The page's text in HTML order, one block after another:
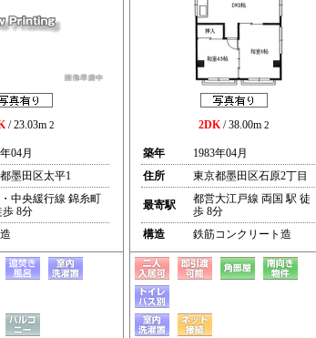
/ 23.03m 2
04月
墨田区太平1
中央緩行線 錦糸町
8分
2DK/ 38.00m 2
築年
1983年04月
住所
東京都墨田区石原2丁目
最寄駅
都営大江戸線 両国 駅 徒
歩 8分
構造
鉄筋コンクリート造